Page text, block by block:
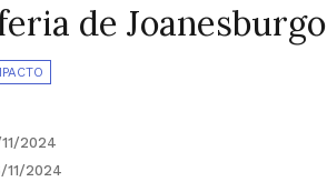
de Joanesburgo
2024
11/2024